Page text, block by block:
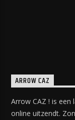
ARROW CAZ
Arrow CAZ ! is
online uitzendt.